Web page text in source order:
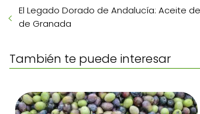
El Legado Dorado de Andalucía: Aceite
de Granada
También te puede interesar